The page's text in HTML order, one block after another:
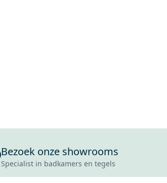
Bezoek onze showrooms
Specialist in badkamers en tegels